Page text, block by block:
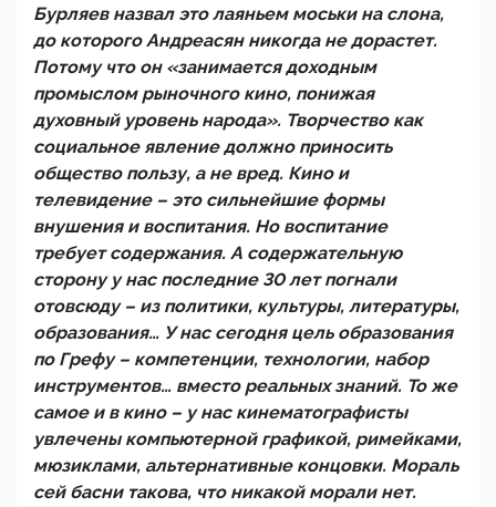
Бурляев назвал это лаяньем моськи на слона,
до которого Андреасян никогда не дорастет.
Потому что он «занимается доходным
промыслом рыночного кино, понижая
духовный уровень народа». Творчество как
социальное явление должно приносить
общество пользу, а не вред. Кино и
телевидение – это сильнейшие формы
внушения и воспитания. Но воспитание
требует содержания. А содержательную
сторону у нас последние 30 лет погнали
отовсюду – из политики, культуры, литературы,
образования… У нас сегодня цель образования
по Грефу – компетенции, технологии, набор
инструментов… вместо реальных знаний. То же
самое и в кино – у нас кинематографисты
увлечены компьютерной графикой, римейками,
мюзиклами, альтернативные концовки. Мораль
сей басни такова, что никакой морали нет.